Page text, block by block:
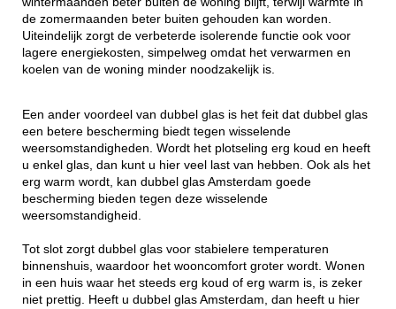
de zomermaanden beter buiten gehouden kan worden.
Uiteindelijk zorgt de verbeterde isolerende functie ook voor
lagere energiekosten, simpelweg omdat het verwarmen en
koelen van de woning minder noodzakelijk is.
Een ander voordeel van dubbel glas is het feit dat dubbel glas
een betere bescherming biedt tegen wisselende
weersomstandigheden. Wordt het plotseling erg koud en heeft
u enkel glas, dan kunt u hier veel last van hebben. Ook als het
erg warm wordt, kan dubbel glas Amsterdam goede
bescherming bieden tegen deze wisselende
weersomstandigheid.
Tot slot zorgt dubbel glas voor stabielere temperaturen
binnenshuis, waardoor het wooncomfort groter wordt. Wonen
in een huis waar het steeds erg koud of erg warm is, is zeker
niet prettig. Heeft u dubbel glas Amsterdam, dan heeft u hier